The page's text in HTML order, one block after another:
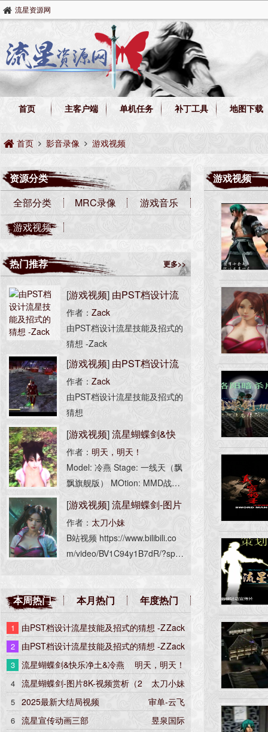
流星资源网
首页 主客户端 单机任务 补丁工具 地图下载
首页 影音录像 游戏视频
游戏视频
资源分类
全部分类
MRC录像
游戏音乐
游戏视频
热门推荐 更多>>
[游戏视频] 由PST档设计流
星技能及招式的猜想 -Zack
作者： Zack
由PST档设计流星技能及招式的
猜想 -Zack
[游戏视频] 由PST档设计流
星技能及招式的猜想 -Zack
作者： Zack
由PST档设计流星技能及招式的
猜想
[游戏视频]流星蝴蝶剑&快
乐净土&冷燕
作者： 明天，明天！
Model: 冷燕 Stage: 一线天（飘
飘旗舰版） MOtion: MMD战国
BASARA Came: 不详，个人稍
作修改 Muisc: 极乐净土 Animati
on:流星蝴蝶剑 TOOn: PMD M
MD Effect: 明天，明天！ 绑定:
明天，明天！ 相关脚本: 悟空 流
星首个MMD，欢迎大家来捧
场，感谢一直坚持流星的朋友
们。
[游戏视频]流星蝴蝶剑-图片
8K-视频赏析（2K）
作者： 太刀小妹
B站视频 https://www.bilibili.co
m/video/BV1C94y1B7dR/?spm
那张）
本周热门 本月热门 年度热门
1 Zack
由PST档设计流星技能及招式的猜想 -Z
ack
2 Zack
由PST档设计流星技能及招式的猜想 -Z
ack
3 明天，明天！
流星蝴蝶剑&快乐净土&冷燕
4 太刀小妹
流星蝴蝶剑-图片8K-视频赏析（2
K）
5 审单-云飞
2025最新大结局视频
6 昱泉国际
流星宣传动画三部